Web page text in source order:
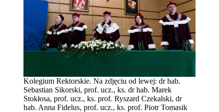
Kolegium Rektorskie. Na zdjęciu od lewej: dr hab.
Sebastian Sikorski, prof. ucz., ks. dr hab. Marek
Stokłosa, prof. ucz., ks. prof. Ryszard Czekalski, dr
hab. Anna Fidelus, prof. ucz., ks. prof. Piotr Tomasik